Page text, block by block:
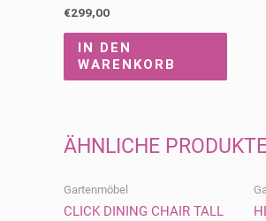
€299,00
IN DEN
WARENKORB
ÄHNLICHE
Gartenmöbel
CLICK DINING CHAIR TALL